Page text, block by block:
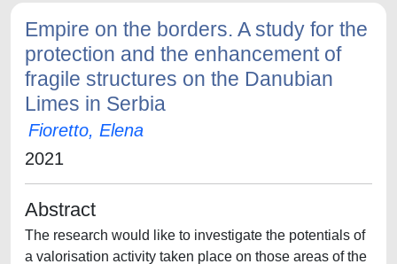
Empire on the borders. A study for the
protection and the enhancement of
fragile structures on the Danubian
Limes in Serbia
Fioretto, Elena
2021
Abstract
The research would like to investigate the potentials of
a valorisation activity taken place on those areas of the